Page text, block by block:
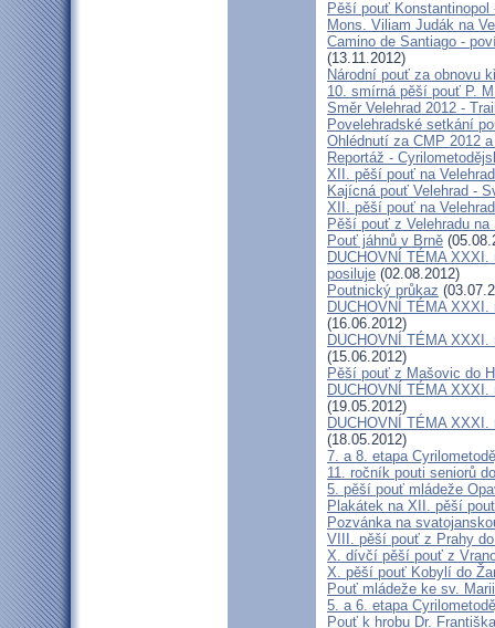
Pěší pouť Konstantinopol
Mons. Viliam Judák na
Camino de Santiago -
(13.11.2012)
Národní pouť za obnovu
10. smírná pěší pouť P.
Směr Velehrad 2012 -
Povelehradské setkání
Ohlédnutí za CMP 2012
Reportáž -
XII. pěší pouť na
Kajícná pouť Velehrad -
XII. pěší pouť na
Pěší pouť z Velehradu na
Pouť jáhnů v Brně
DUCHOVNÍ TÉMA
posiluje (02.08.2012)
Poutnický průkaz
DUCHOVNÍ TÉMA
(16.06.2012)
DUCHOVNÍ TÉMA
(15.06.2012)
Pěší pouť z Mašovic do
DUCHOVNÍ TÉMA
(19.05.2012)
DUCHOVNÍ TÉMA
(18.05.2012)
7. a 8. etapa
11. ročník pouti seniorů
5. pěší pouť mládeže
Plakátek na XII. pěší
Pozvánka na
VIII. pěší pouť z Prahy
X. dívčí pěší pouť z
X. pěší pouť Kobylí do
Pouť mládeže ke sv.
5. a 6. etapa
Pouť k hrobu Dr.